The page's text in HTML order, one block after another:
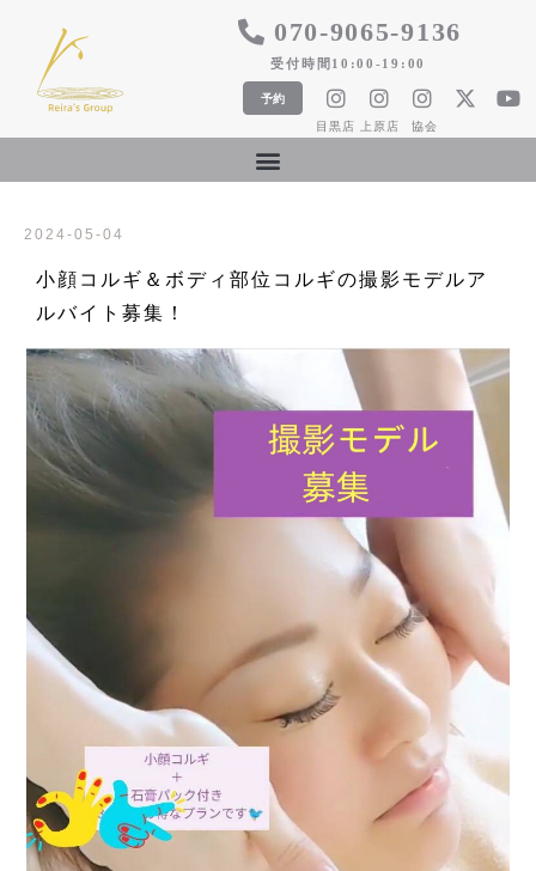
​070-9065-9136
​受付時間10:00-19:00
予約
​目黒店 ​上原店 ​協会
2024-05-04
小顔コルギ＆ボディ部位コルギの撮影モデルア
ルバイト募集！